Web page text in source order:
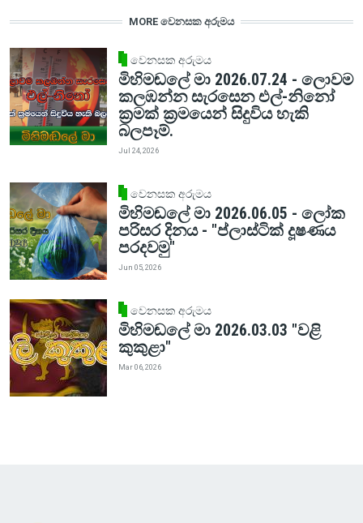
MORE වෙනසක අරුමය
වෙනසක අරුමය
මිහිමඬලේ මා 2026.07.24 - ලොවම
කලඹන්න සැරසෙන එල්-නිනෝ
ක්‍රමක් ක්‍රමයෙන් සිදුවිය හැකි
බලපෑම්.
Jul 24, 2026
වෙනසක අරුමය
මිහිමඬලේ මා 2026.06.05 - ලෝක
පරිසර දිනය - "ප්ලාස්ටික් දූෂණය
පරදවමු"
Jun 05, 2026
වෙනසක අරුමය
මිහිමඬලේ මා 2026.03.03 "වළි
කුකුළා"
Mar 06, 2026